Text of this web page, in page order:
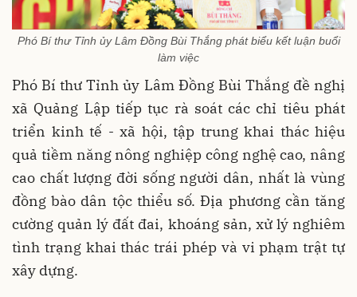
Phó Bí thư Tỉnh ủy Lâm Đồng Bùi Thắng phát biểu kết luận buổi
làm việc
Phó Bí thư Tỉnh ủy Lâm Đồng Bùi Thắng đề nghị
xã Quảng Lập tiếp tục rà soát các chỉ tiêu phát
triển kinh tế - xã hội, tập trung khai thác hiệu
quả tiềm năng nông nghiệp công nghệ cao, nâng
cao chất lượng đời sống người dân, nhất là vùng
đồng bào dân tộc thiểu số. Địa phương cần tăng
cường quản lý đất đai, khoáng sản, xử lý nghiêm
tình trạng khai thác trái phép và vi phạm trật tự
xây dựng.